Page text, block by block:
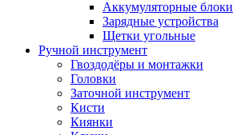
Аккумуляторные блоки
Зарядные устройства
Щетки угольные
Ручной инструмент
Гвоздодёры и монтажки
Головки
Заточной инструмент
Кисти
Киянки